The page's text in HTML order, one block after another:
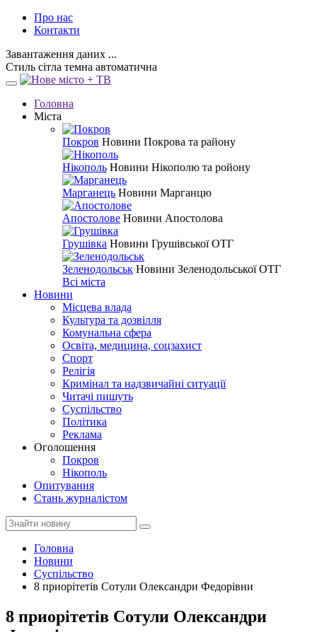
Про нас
Контакти
Завантаження даних ...
Стиль сітла темна автоматична
Головна
Міста
Покров Новини Покрова та району
Нікополь Новини Нікополю та ройону
Марганець Новини Марганцю
Апостолове Новини Апостолова
Грушівка Новини Грушівської ОТГ
Зеленодольськ Новини Зеленодольської ОТГ
Всі міста
Новини
Місцева влада
Культура та дозвілля
Комунальна сфера
Освіта, медицина, соцзахист
Спорт
Релігія
Кримінал та надзвичайні ситуації
Читачі пишуть
Суспільство
Політика
Реклама
Оголошення
Покров
Нікополь
Опитування
Стань журналістом
Головна
Новини
Суспільство
8 приорітетів Сотули Олександри Федорівни
8 приорітетів Сотули Олександри